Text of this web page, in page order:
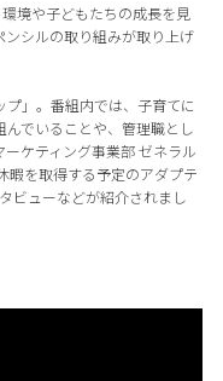
境や子どもたちの成長を見
シルの取り組みが取り上げ
」。番組内では、子育てに
でいることや、管理職とし
ケティング事業部 ゼネラル
暇を取得する予定のアダプテ
ビューなどが紹介されまし